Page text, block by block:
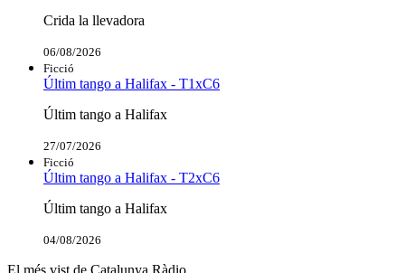
Crida la llevadora
06/08/2026
Ficció
Últim tango a Halifax - T1xC6
Últim tango a Halifax
27/07/2026
Ficció
Últim tango a Halifax - T2xC6
Últim tango a Halifax
04/08/2026